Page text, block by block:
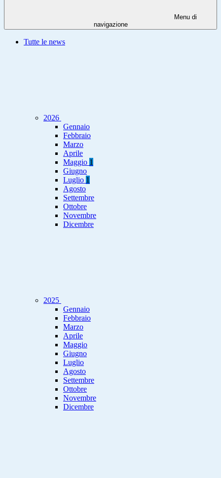
Menu di
navigazione
Tutte le news
2026
Gennaio
Febbraio
Marzo
Aprile
Maggio 1
Giugno
Luglio 1
Agosto
Settembre
Ottobre
Novembre
Dicembre
2025
Gennaio
Febbraio
Marzo
Aprile
Maggio
Giugno
Luglio
Agosto
Settembre
Ottobre
Novembre
Dicembre